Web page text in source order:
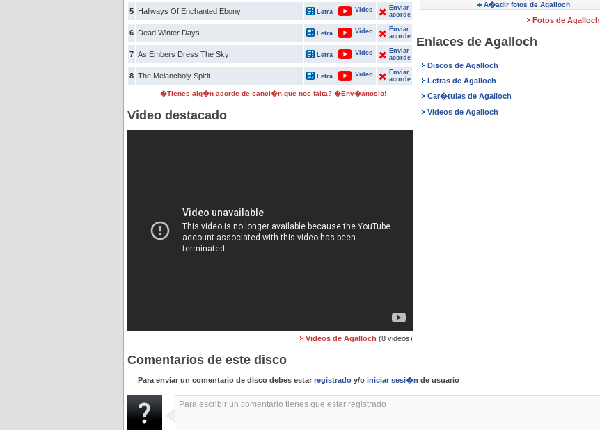
5 Hallways Of Enchanted Ebony Letra Video
Enviar
acorde
6 Dead Winter Days Letra Video
Enviar
acorde
7 As Embers Dress The Sky Letra Video
Enviar
acorde
8 The Melancholy Spirit Letra Video
Enviar
acorde
�Tienes alg�n acorde de canci�n que nos falta? �Env�anoslo!
Video destacado
Videos de Agalloch (8 videos)
A�adir fotos de Agalloch
Fotos de Agalloch
Enlaces de Agalloch
Discos de Agalloch
Letras de Agalloch
Car�tulas de Agalloch
Videos de Agalloch
Comentarios de este disco
Para enviar un comentario de disco debes estar registrado y/o iniciar sesi�n de usuario